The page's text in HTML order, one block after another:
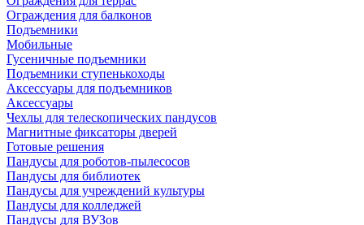
Ограждения для балконов
Подъемники
Мобильные
Гусеничные подъемники
Подъемники ступенькоходы
Аксессуары для подъемников
Аксессуары
Чехлы для телескопических пандусов
Магнитные фиксаторы дверей
Готовые решения
Пандусы для роботов-пылесосов
Пандусы для библиотек
Пандусы для учреждений культуры
Пандусы для колледжей
Пандусы для ВУЗов